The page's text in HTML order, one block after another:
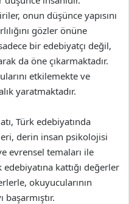
onun düşünce yapısını
gözler önüne
bir edebiyatçı değil,
da öne çıkarmaktadır.
etkilemekte ve
yaratmaktadır.
Türk edebiyatında
derin insan psikolojisi
evrensel temaları ile
kattığı değerler
okuyucularının
başarmıştır.